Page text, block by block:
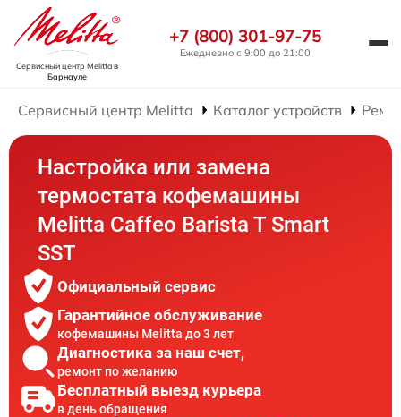
Сервисный центр Melittaв
Барнауле
+7 (800) 301-97-75
Ежедневно с 9:00 до 21:00
Сервисный центр Melitta Каталог устройств
Настройка или замена
термостата кофемашины
Melitta Caffeo Barista T Smart
SST
Официальный сервис
Гарантийное обслуживание
кофемашины Melitta до 3 лет
Диагностика за наш счет,
ремонт по желанию
Бесплатный выезд курьера
в день обращения